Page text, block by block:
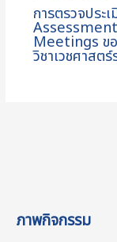
การตรวจปร
Meetings ข
วิชาเวชศาสต
ภาพกิจกรรม